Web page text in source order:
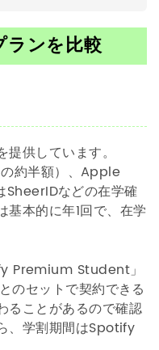
ランを比較
供しています。
約半額）、Apple
などの在学確
本的に年1回で、在学
Premium Student」
のセットで契約できる
ることがあるので確認
、学割期間はSpotify